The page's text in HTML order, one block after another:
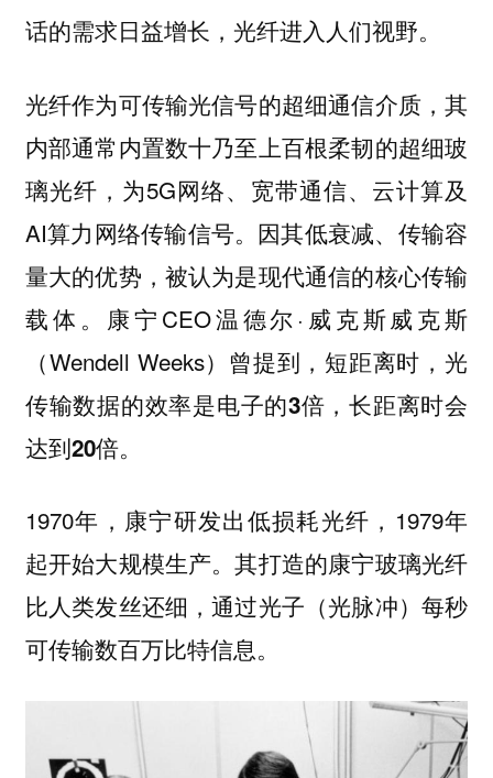
话的需求日益增长，光纤进入人们视野。
光纤作为可传输光信号的超细通信介质，其
内部通常内置数十乃至上百根柔韧的超细玻
璃光纤，为5G网络、宽带通信、云计算及
AI算力网络传输信号。因其低衰减、传输容
量大的优势，被认为是现代通信的核心传输
载体。康宁CEO温德尔·威克斯威克斯
（Wendell Weeks）曾提到，短距离时，光
传输数据的效率是电子的3倍 ，长距离时会
达到20倍。
1970年，康宁研发出低损耗光纤，1979年
起开始大规模生产。其打造的康宁玻璃光纤
比人类发丝还细，通过光子（光脉冲）每秒
可传输数百万比特信息。